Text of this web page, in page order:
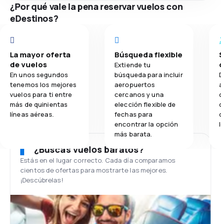
¿Por qué vale la pena reservar vuelos con
eDestinos?
La mayor oferta
de vuelos
En unos segundos
tenemos los mejores
vuelos para ti entre
más de quinientas
líneas aéreas.
Búsqueda flexible
Extiende tu
búsqueda para incluir
aeropuertos
cercanos y una
elección flexible de
fechas para
encontrar la opción
más barata.
¿Buscas vuelos baratos?
Estás en el lugar correcto. Cada día comparamos
cientos de ofertas para mostrarte las mejores.
¡Descúbrelas!